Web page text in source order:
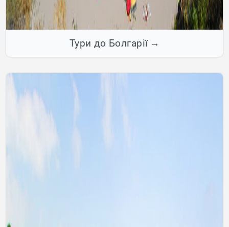
Тури до Болгарії